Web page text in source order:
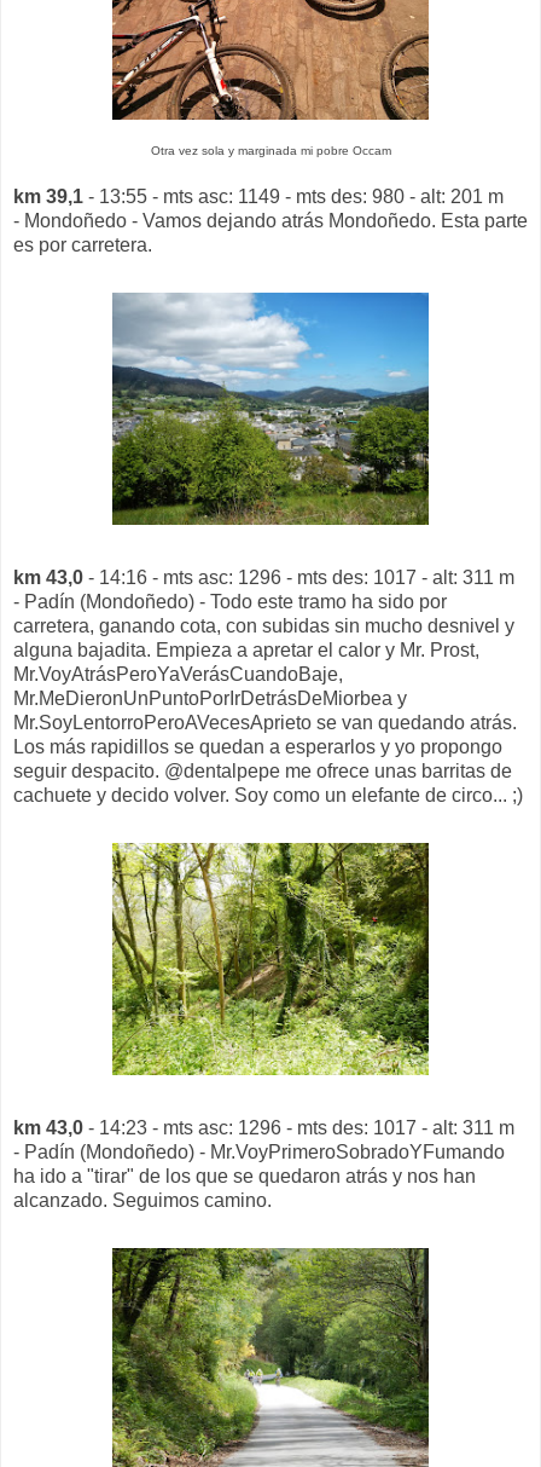
Otra vez sola y marginada mi pobre Occam
km 39,1 - 13:55 - mts asc: 1149 - mts des: 980 - alt: 201 m
- Mondoñedo - Vamos dejando atrás Mondoñedo. Esta parte
es por carretera.
km 43,0 - 14:16 - mts asc: 1296 - mts des: 1017 - alt: 311 m
- Padín (Mondoñedo) - Todo este tramo ha sido por
carretera, ganando cota, con subidas sin mucho desnivel y
alguna bajadita. Empieza a apretar el calor y Mr. Prost,
Mr.VoyAtrásPeroYaVerásCuandoBaje,
Mr.MeDieronUnPuntoPorIrDetrásDeMiorbea y
Mr.SoyLentorroPeroAVecesAprieto se van quedando atrás.
Los más rapidillos se quedan a esperarlos y yo propongo
seguir despacito. @dentalpepe me ofrece unas barritas de
cachuete y decido volver. Soy como un elefante de circo... ;)
km 43,0 - 14:23 - mts asc: 1296 - mts des: 1017 - alt: 311 m
- Padín (Mondoñedo) - Mr.VoyPrimeroSobradoYFumando
ha ido a "tirar" de los que se quedaron atrás y nos han
alcanzado. Seguimos camino.